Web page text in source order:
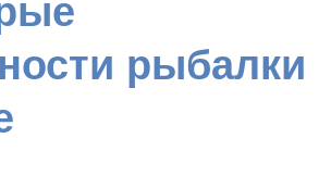
рыбалки